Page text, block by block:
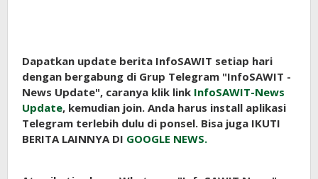
Dapatkan update berita InfoSAWIT setiap hari
dengan bergabung di Grup Telegram "InfoSAWIT -
News Update", caranya klik link InfoSAWIT-News
Update, kemudian join. Anda harus install aplikasi
Telegram terlebih dulu di ponsel. Bisa juga IKUTI
BERITA LAINNYA DI GOOGLE NEWS.